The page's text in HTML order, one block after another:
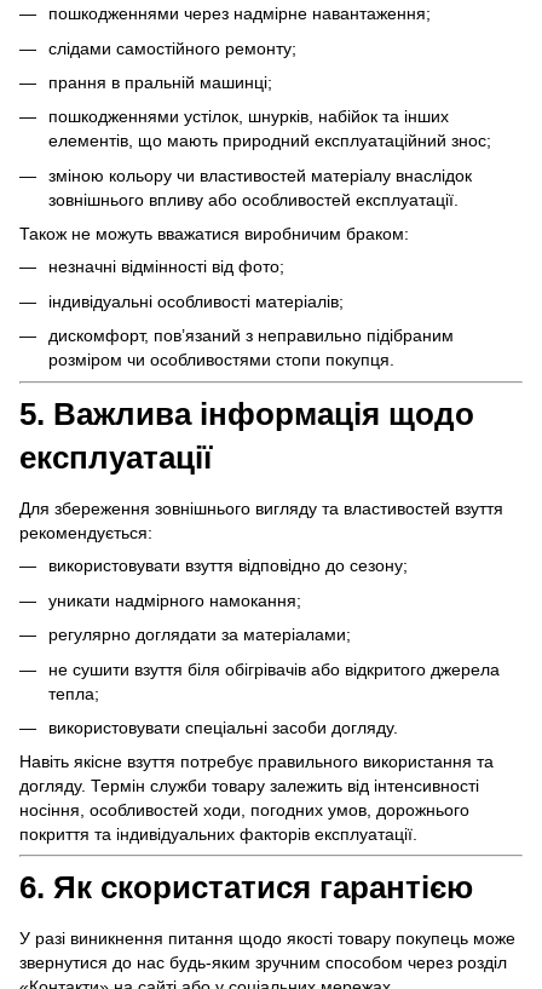
пошкодженнями через надмірне навантаження;
слідами самостійного ремонту;
прання в пральній машинці;
пошкодженнями устілок, шнурків, набійок та інших
елементів, що мають природний експлуатаційний знос;
зміною кольору чи властивостей матеріалу внаслідок
зовнішнього впливу або особливостей експлуатації.
Також не можуть вважатися виробничим браком:
незначні відмінності від фото;
індивідуальні особливості матеріалів;
дискомфорт, пов’язаний з неправильно підібраним
розміром чи особливостями стопи покупця.
5. Важлива інформація щодо
експлуатації
Для збереження зовнішнього вигляду та властивостей взуття
рекомендується:
використовувати взуття відповідно до сезону;
уникати надмірного намокання;
регулярно доглядати за матеріалами;
не сушити взуття біля обігрівачів або відкритого джерела
тепла;
використовувати спеціальні засоби догляду.
Навіть якісне взуття потребує правильного використання та
догляду. Термін служби товару залежить від інтенсивності
носіння, особливостей ходи, погодних умов, дорожнього
покриття та індивідуальних факторів експлуатації.
6. Як скористатися гарантією
У разі виникнення питання щодо якості товару покупець може
звернутися до нас будь-яким зручним способом через розділ